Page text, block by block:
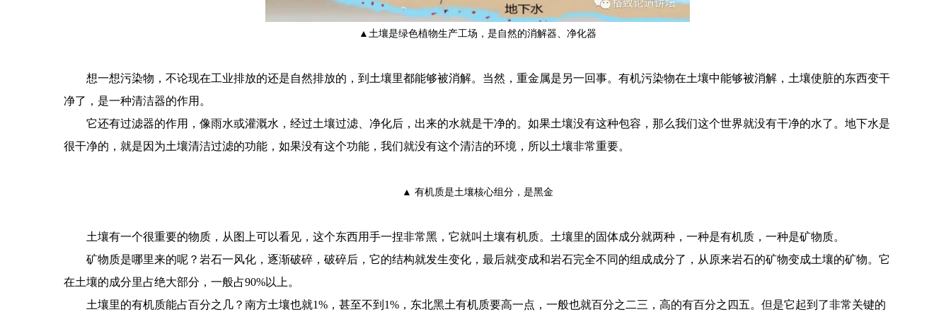
▲土壤是绿色植物生产工场，是自然的消解器、净化器
想一想污染物，不论现在工业排放的还是自然排放的，到土壤里都能够被消解。当然，重金属是另一回事。有机污染物在土壤中能够被消解，土壤使脏的东西变干
净了，是一种清洁器的作用。
它还有过滤器的作用，像雨水或灌溉水，经过土壤过滤、净化后，出来的水就是干净的。如果土壤没有这种包容，那么我们这个世界就没有干净的水了。地下水是
很干净的，就是因为土壤清洁过滤的功能，如果没有这个功能，我们就没有这个清洁的环境，所以土壤非常重要。
▲ 有机质是土壤核心组分，是黑金
土壤有一个很重要的物质，从图上可以看见，这个东西用手一捏非常黑，它就叫土壤有机质。土壤里的固体成分就两种，一种是有机质，一种是矿物质。
矿物质是哪里来的呢？岩石一风化，逐渐破碎，破碎后，它的结构就发生变化，最后就变成和岩石完全不同的组成成分了，从原来岩石的矿物变成土壤的矿物。它
在土壤的成分里占绝大部分，一般占90%以上。
土壤里的有机质能占百分之几？南方土壤也就1%，甚至不到1%，东北黑土有机质要高一点，一般也就百分之二三，高的有百分之四五。但是它起到了非常关键的